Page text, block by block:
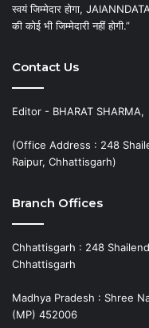
स्वयं जिम्मेदार होगा,
की कोई भी जिम्मेदारी नहीं होगी.”
Contact Us
Editor - BHARAT SHARMA,
(Office Address : 248
Raipur, Chhattisgarh)
Branch Offices
Chhattisgarh : 248
Chhattisgarh
Madhya Pradesh : Shree
(MP) 452006